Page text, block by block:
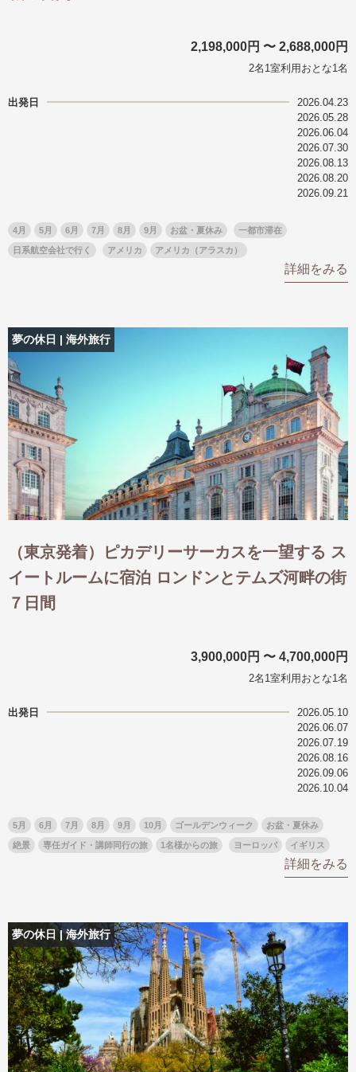
世界遺産を訪れる
1度は見てみたい遺跡
ハイキング・トレッキング
ラ・プルミエール（エールフランス
航空）
祭り
観光列車
島旅
芸術鑑賞（美術、音楽）・講師同行
2,198,000円 〜 2,688,000円
2名1室利用おとな1名
出発日
2026.04.23
2026.05.28
2026.06.04
2026.07.30
2026.08.13
2026.08.20
2026.09.21
4月 5月 6月 7月 8月 9月 お盆・夏休み 一都市滞在
日系航空会社で行く アメリカ アメリカ（アラスカ）
詳細をみる
夢の休日 | 海外旅行
（東京発着）ピカデリーサーカスを一望する ス
イートルームに宿泊 ロンドンとテムズ河畔の街
７日間
3,900,000円 〜 4,700,000円
2名1室利用おとな1名
出発日
2026.05.10
2026.06.07
2026.07.19
2026.08.16
2026.09.06
2026.10.04
5月 6月 7月 8月 9月 10月 ゴールデンウィーク お盆・夏休み
絶景 専任ガイド・講師同行の旅 1名様からの旅 ヨーロッパ イギリス
詳細をみる
夢の休日 | 海外旅行